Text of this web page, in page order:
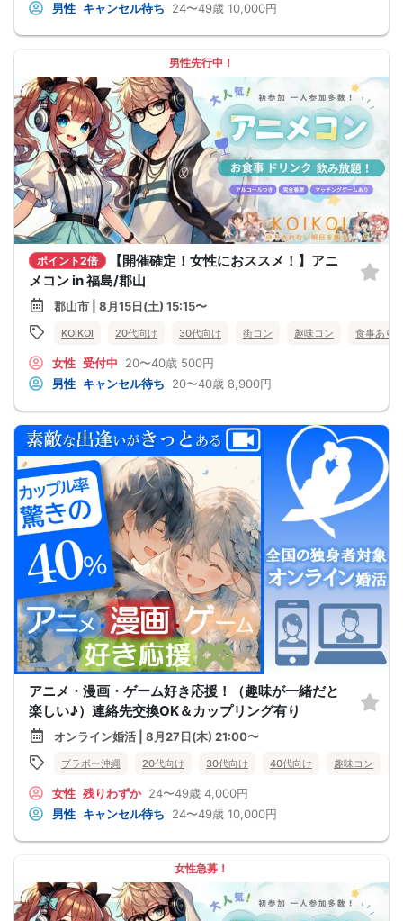
男性 キャンセル待ち 24〜49歳 10,000円
男性先行中！
ポイント2倍
【開催確定！女性におススメ！】アニ
メコン in 福島/郡山
郡山市 | 8月15日(土) 15:15〜
KOIKOI 20代向け 30代向け 街コン 趣味コン 食事あり
女性 受付中 20〜40歳 500円
男性 キャンセル待ち 20〜40歳 8,900円
アニメ・漫画・ゲーム好き応援！（趣味が一緒だと
楽しい♪）連絡先交換OK＆カップリング有り
オンライン婚活 | 8月27日(木) 21:00〜
ブラボー沖縄 20代向け 30代向け 40代向け 趣味コン
女性 残りわずか 24〜49歳 4,000円
男性 キャンセル待ち 24〜49歳 10,000円
女性急募！